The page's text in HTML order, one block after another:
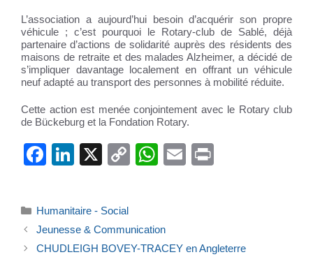
L’association a aujourd’hui besoin d’acquérir son propre
véhicule ; c’est pourquoi le Rotary-club de Sablé, déjà
partenaire d’actions de solidarité auprès des résidents des
maisons de retraite et des malades Alzheimer, a décidé de
s’impliquer davantage localement en offrant un véhicule
neuf adapté au transport des personnes à mobilité réduite.
Cette action est menée conjointement avec le Rotary club
de Bückeburg et la Fondation Rotary.
F
e
b
Li
e
dI
X
C
y
Li
W
s
A
E
Catégories
Humanitaire - Social
Jeunesse & Communication
CHUDLEIGH BOVEY-TRACEY en Angleterre